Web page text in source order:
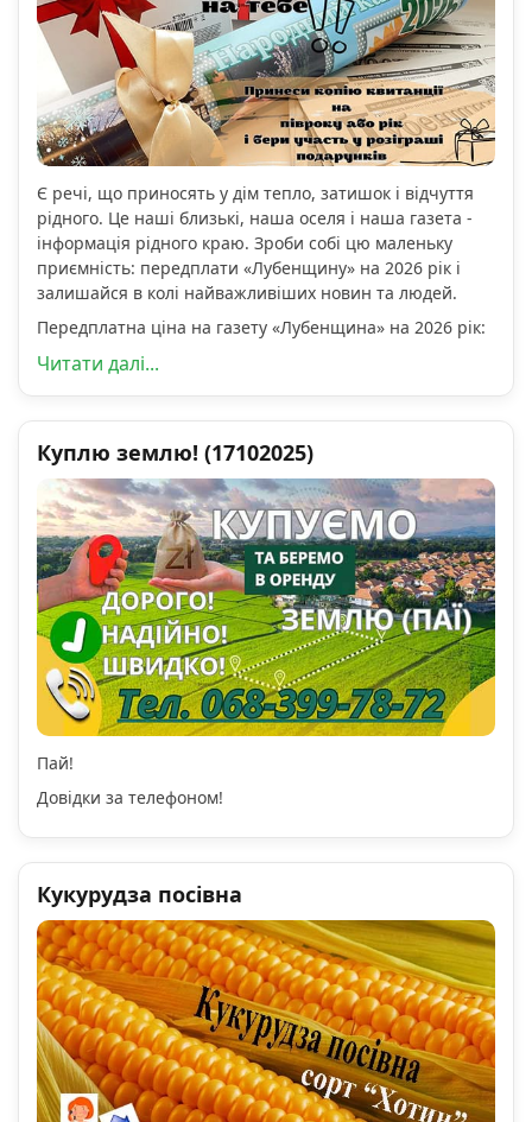
Є речі, що приносять у дім тепло, затишок і відчуття
рідного. Це наші близькі, наша оселя і наша газета -
інформація рідного краю. Зроби собі цю маленьку
приємність: передплати «Лубенщину» на 2026 рік і
залишайся в колі найважливіших новин та людей.
Передплатна ціна на газету «Лубенщина» на 2026 рік:
Читати далі...
Куплю землю! (17102025)
Пай!
Довідки за телефоном!
Кукурудза посівна